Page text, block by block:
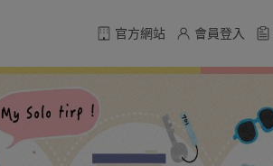
官方網站 會員登入